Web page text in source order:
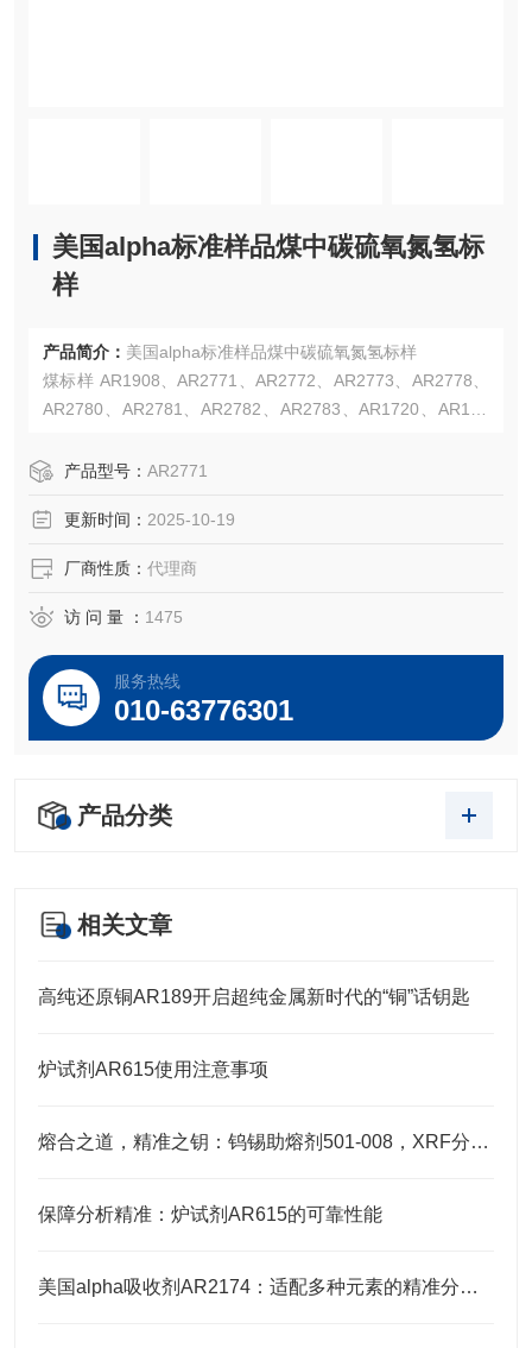
美国alpha标准样品煤中碳硫氧氮氢标
样
产品简介： 美国alpha标准样品煤中碳硫氧氮氢标样
煤标样 AR1908、AR2771、AR2772、AR2773、AR2778、
AR2780、AR2781、AR2782、AR2783、AR1720、AR172
73
产品型号： AR2771
更新时间： 2025-10-19
厂商性质： 代理商
访 问 量 ： 1475
服务热线
010-63776301
产品分类
相关文章
高纯还原铜AR189开启超纯金属新时代的“铜”话钥匙
炉试剂AR615使用注意事项
熔合之道，精准之钥：钨锡助熔剂501-008，XRF分析的伴侣
保障分析精准：炉试剂AR615的可靠性能
美国alpha吸收剂AR2174：适配多种元素的精准分析需求